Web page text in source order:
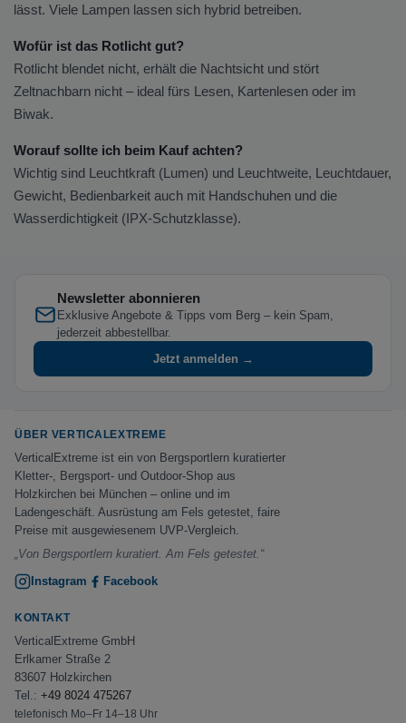
lässt. Viele Lampen lassen sich hybrid betreiben.
Wofür ist das Rotlicht gut?
Rotlicht blendet nicht, erhält die Nachtsicht und stört
Zeltnachbarn nicht – ideal fürs Lesen, Kartenlesen oder im
Biwak.
Worauf sollte ich beim Kauf achten?
Wichtig sind Leuchtkraft (Lumen) und Leuchtweite, Leuchtdauer,
Gewicht, Bedienbarkeit auch mit Handschuhen und die
Wasserdichtigkeit (IPX-Schutzklasse).
Newsletter abonnieren
Exklusive Angebote & Tipps vom Berg – kein Spam,
jederzeit abbestellbar.
Jetzt anmelden →
ÜBER VERTICALEXTREME
VerticalExtreme ist ein von Bergsportlern kuratierter
Kletter-, Bergsport- und Outdoor-Shop aus
Holzkirchen bei München – online und im
Ladengeschäft. Ausrüstung am Fels getestet, faire
Preise mit ausgewiesenem UVP-Vergleich.
„Von Bergsportlern kuratiert. Am Fels getestet.“
Instagram
Facebook
KONTAKT
VerticalExtreme GmbH
Erlkamer Straße 2
83607 Holzkirchen
Tel.: +49 8024 475267
telefonisch Mo–Fr 14–18 Uhr